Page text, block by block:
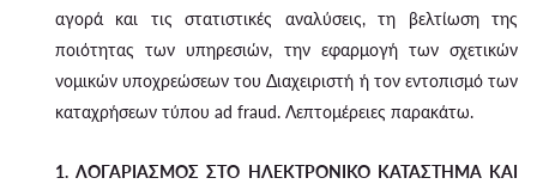
αγορά και τις στατιστικές αναλύσεις, τη βελτίωση της
ποιότητας των υπηρεσιών, την εφαρμογή των σχετικών
νομικών υποχρεώσεων του Διαχειριστή ή τον εντοπισμό των
καταχρήσεων τύπου ad fraud. Λεπτομέρειες παρακάτω.
1. ΛΟΓΑΡΙΑΣΜΟΣ ΣΤΟ ΗΛΕΚΤΡΟΝΙΚΟ ΚΑΤΑΣΤΗΜΑ ΚΑΙ